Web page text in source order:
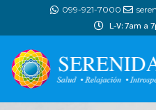
099-921-7000
L-V: 7am a